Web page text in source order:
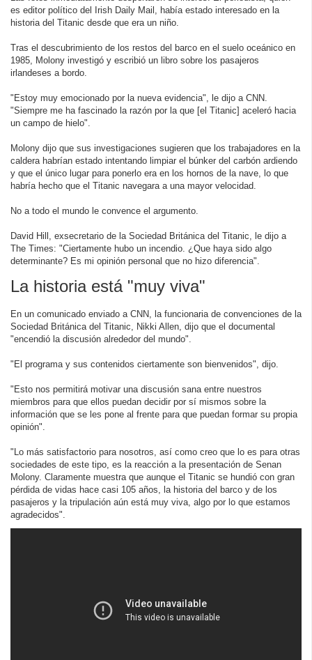
es editor político del Irish Daily Mail, había estado interesado en la
historia del Titanic desde que era un niño.
Tras el descubrimiento de los restos del barco en el suelo oceánico en
1985, Molony investigó y escribió un libro sobre los pasajeros
irlandeses a bordo.
"Estoy muy emocionado por la nueva evidencia", le dijo a CNN.
"Siempre me ha fascinado la razón por la que [el Titanic] aceleró hacia
un campo de hielo".
Molony dijo que sus investigaciones sugieren que los trabajadores en la
caldera habrían estado intentando limpiar el búnker del carbón ardiendo
y que el único lugar para ponerlo era en los hornos de la nave, lo que
habría hecho que el Titanic navegara a una mayor velocidad.
No a todo el mundo le convence el argumento.
David Hill, exsecretario de la Sociedad Británica del Titanic, le dijo a
The Times: "Ciertamente hubo un incendio. ¿Que haya sido algo
determinante? Es mi opinión personal que no hizo diferencia".
La historia está "muy viva"
En un comunicado enviado a CNN, la funcionaria de convenciones de la
Sociedad Británica del Titanic, Nikki Allen, dijo que el documental
"encendió la discusión alrededor del mundo".
"El programa y sus contenidos ciertamente son bienvenidos", dijo.
"Esto nos permitirá motivar una discusión sana entre nuestros
miembros para que ellos puedan decidir por sí mismos sobre la
información que se les pone al frente para que puedan formar su propia
opinión".
"Lo más satisfactorio para nosotros, así como creo que lo es para otras
sociedades de este tipo, es la reacción a la presentación de Senan
Molony. Claramente muestra que aunque el Titanic se hundió con gran
pérdida de vidas hace casi 105 años, la historia del barco y de los
pasajeros y la tripulación aún está muy viva, algo por lo que estamos
agradecidos".